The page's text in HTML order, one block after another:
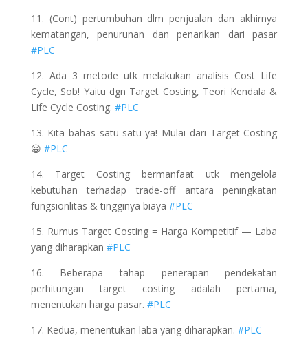
11. (Cont) pertumbuhan dlm penjualan dan akhirnya
kematangan, penurunan dan penarikan dari pasar
#PLC
12. Ada 3 metode utk melakukan analisis Cost Life
Cycle, Sob! Yaitu dgn Target Costing, Teori Kendala &
Life Cycle Costing. #PLC
13. Kita bahas satu-satu ya! Mulai dari Target Costing
😀 #PLC
14. Target Costing bermanfaat utk mengelola
kebutuhan terhadap trade-off antara peningkatan
fungsionlitas & tingginya biaya #PLC
15. Rumus Target Costing = Harga Kompetitif — Laba
yang diharapkan #PLC
16. Beberapa tahap penerapan pendekatan
perhitungan target costing adalah pertama,
menentukan harga pasar. #PLC
17. Kedua, menentukan laba yang diharapkan. #PLC